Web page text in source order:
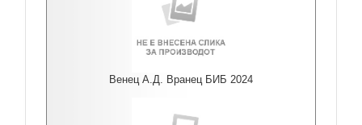
Венец А.Д. Вранец БИБ 2024